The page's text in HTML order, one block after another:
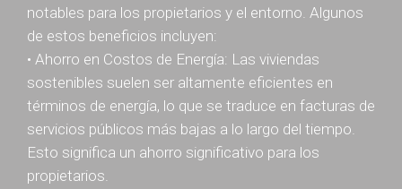
notables para los propietarios y el entorno. Algunos
de estos beneficios incluyen:
• Ahorro en Costos de Energía: Las viviendas
sostenibles suelen ser altamente eficientes en
términos de energía, lo que se traduce en facturas de
servicios públicos más bajas a lo largo del tiempo.
Esto significa un ahorro significativo para los
propietarios.